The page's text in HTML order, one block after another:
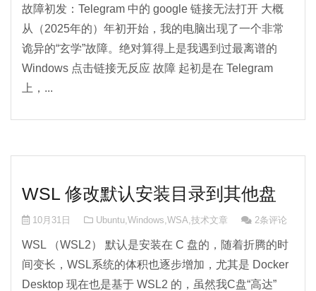
故障初发：Telegram 中的 google 链接无法打开 大概
从（2025年的）年初开始，我的电脑出现了一个非常
诡异的“玄学”故障。绝对算得上是我遇到过最离谱的
Windows 点击链接无反应 故障 起初是在 Telegram
上，...
WSL 修改默认安装目录到其他盘
10月31日 Ubuntu,Windows,WSA,技术文章 2条评论
WSL （WSL2） 默认是安装在 C 盘的，随着折腾的时
间变长，WSL系统的体积也逐步增加，尤其是 Docker
Desktop 现在也是基于 WSL2 的，虽然我C盘“高达”